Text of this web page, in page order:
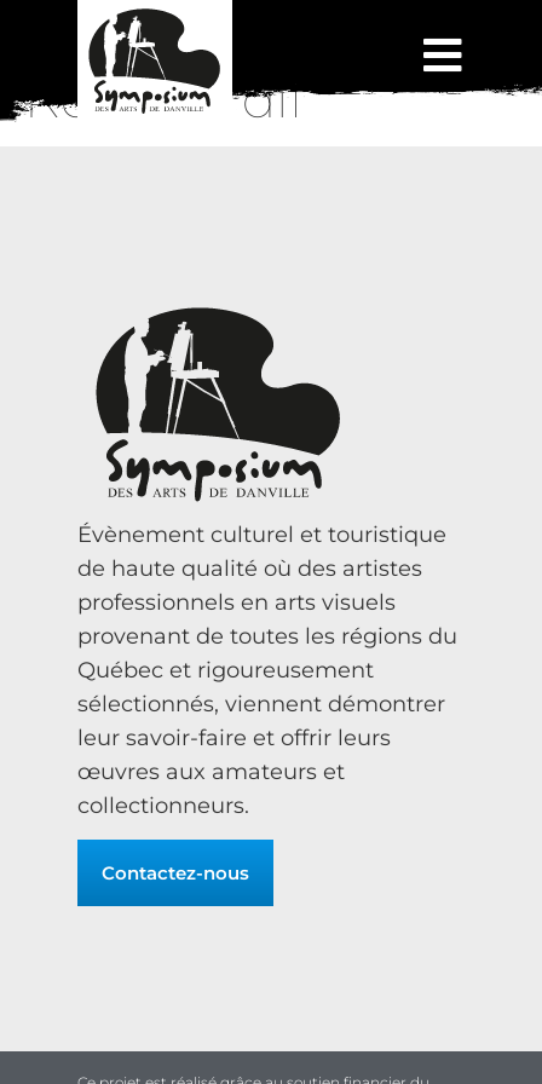
René Tardif
Évènement culturel et touristique
de haute qualité où des artistes
professionnels en arts visuels
provenant de toutes les régions du
Québec et rigoureusement
sélectionnés, viennent démontrer
leur savoir-faire et offrir leurs
œuvres aux amateurs et
collectionneurs.
Contactez-nous